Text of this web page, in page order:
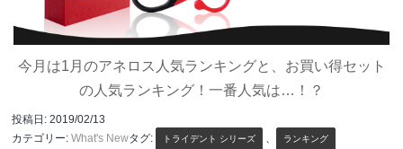
今月は1月のアネロス人気ランキングと、お買い得セット
の人気ランキング！一番人気は…！？
投稿日:2019/02/13
カテゴリー:What's Newタグ: トライデント シリーズ ランキング